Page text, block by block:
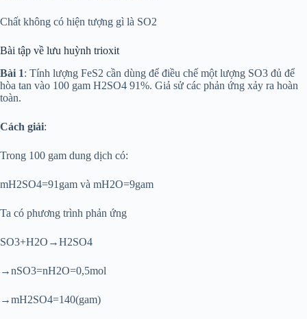
Chất không có hiện tượng gì là SO2
Bài tập về lưu huỳnh trioxit
Bài 1: Tính lượng FeS2 cần dùng để điều chế một lượng SO3 đủ để
hòa tan vào 100 gam H2SO4 91%. Giả sử các phản ứng xảy ra hoàn
toàn.
Cách giải:
Trong 100 gam dung dịch có:
mH2SO4=91gam và mH2O=9gam
Ta có phương trình phản ứng
SO3+H2O→H2SO4
→nSO3=nH2O=0,5mol
→mH2SO4=140(gam)